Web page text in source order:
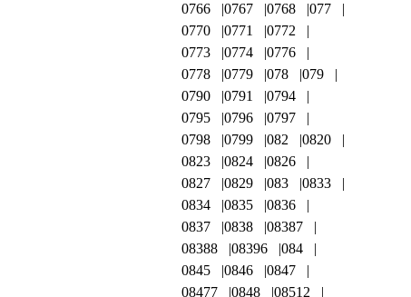
0766
0767 0768
077
0770
0771
0772
0773
0774
0776
0778
0779 078
079
0790
0791
0794
0795
0796
0797
0798
0799 082
0820
0823
0824
0826
0827
0829 083
0833
0834
0835
0836
0837
0838
08387
08388
08396
084
0845
0846
0847
08477
0848
08512